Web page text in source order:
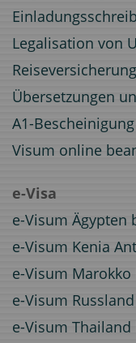
Legalisation von
Übersetzungen
A1-
Visum online
e-Visa
e-Visum Ägypten
e-Visum Kenia
e-Visum
e-Visum
e-Visum